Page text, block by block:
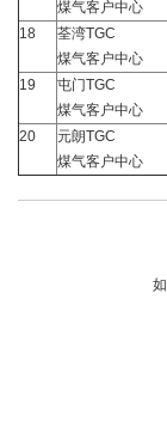
煤气客户中心
18
荃湾TGC
煤气客户中心
19
屯门TGC
煤气客户中心
20
元朗TGC
煤气客户中心